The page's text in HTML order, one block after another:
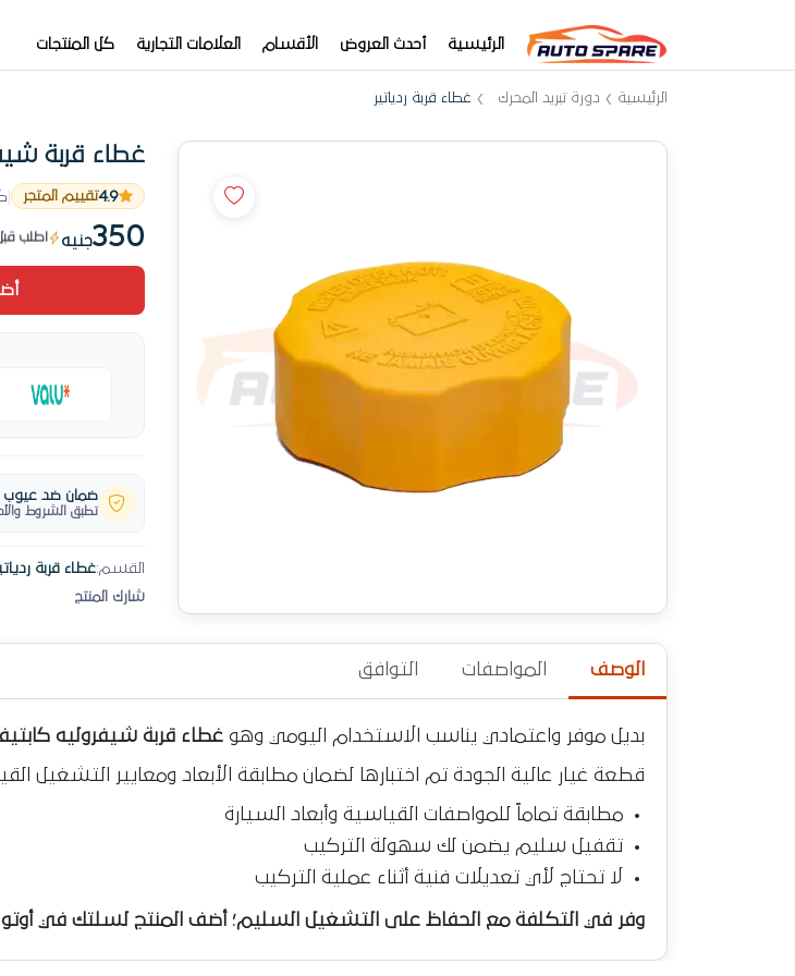
الرئيسية أحدث العروض الأقسام العلامات التجارية كل المنتجات
الرئيسية دورة تبريد المحرك غطاء قربة ردياتير
غطاء قربة
4.9تقييم المتجر
350جنيه
المنتج
اطلب
رقم 3 طلباً في غطاء قربة ردياتير خلال الشهر
إرجاع مجاني
ضمان ضد عيوب
تطبق الشروط
القسم:غطاء قربة
شارك المنتج
الوصف المواصفات التوافق
بديل موفر واعتمادي يناسب الاستخدام اليومي وهو غطاء قربة شيفروليه
قطعة غيار عالية الجودة تم اختبارها لضمان مطابقة الأبعاد ومعايير التشغيل
مطابقة تماماً للمواصفات القياسية وأبعاد السيارة
تقفيل سليم يضمن لك سهولة التركيب
لا تحتاج لأي تعديلات فنية أثناء عملية التركيب
وفر في التكلفة مع الحفاظ على التشغيل السليم؛ أضف المنتج لسلتك في أوتو